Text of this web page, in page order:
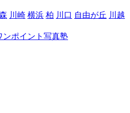
川崎 横浜 柏 川口 自由が丘 川越
ンポイント写真塾